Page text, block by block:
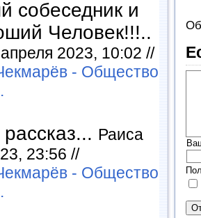
собеседник и
Человек!!!..
2023, 10:02 //
- Общество
Раиса
23:56 //
- Общество